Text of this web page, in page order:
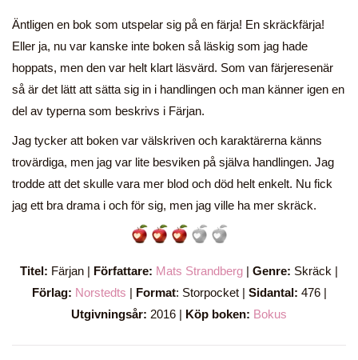
Äntligen en bok som utspelar sig på en färja! En skräckfärja!
Eller ja, nu var kanske inte boken så läskig som jag hade
hoppats, men den var helt klart läsvärd. Som van färjeresenär
så är det lätt att sätta sig in i handlingen och man känner igen en
del av typerna som beskrivs i Färjan.
Jag tycker att boken var välskriven och karaktärerna känns
trovärdiga, men jag var lite besviken på själva handlingen. Jag
trodde att det skulle vara mer blod och död helt enkelt. Nu fick
jag ett bra drama i och för sig, men jag ville ha mer skräck.
Titel: Färjan | Författare: Mats Strandberg | Genre: Skräck |
Förlag: Norstedts | Format: Storpocket | Sidantal: 476 |
Utgivningsår: 2016 | Köp boken: Bokus